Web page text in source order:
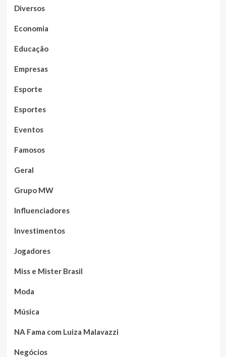
Diversos
Economia
Educação
Empresas
Esporte
Esportes
Eventos
Famosos
Geral
Grupo MW
Influenciadores
Investimentos
Jogadores
Miss e Mister Brasil
Moda
Música
NA Fama com Luiza Malavazzi
Negócios